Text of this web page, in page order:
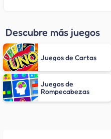
Descubre más juegos
Juegos de Cartas
Juegos de
Rompecabezas